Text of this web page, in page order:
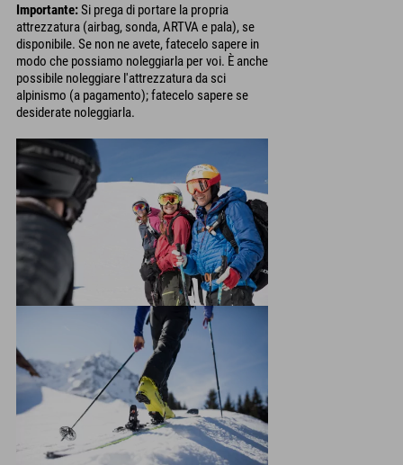
Importante:Si prega di portare la propria
attrezzatura (airbag, sonda, ARTVA e pala), se
disponibile. Se non ne avete, fatecelo sapere in
modo che possiamo noleggiarla per voi. È anche
possibile noleggiare l'attrezzatura da sci
alpinismo (a pagamento); fatecelo sapere se
desiderate noleggiarla.